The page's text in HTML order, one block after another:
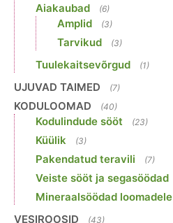
Aiakaubad (6)
Amplid (3)
Tarvikud (3)
Tuulekaitsevõrgud (1)
UJUVAD TAIMED (7)
KODULOOMAD (40)
Kodulindude sööt (23)
Küülik (3)
Pakendatud teravili (7)
Veiste sööt ja segasöödad
Mineraalsöödad loomadele
VESIROOSID (43)